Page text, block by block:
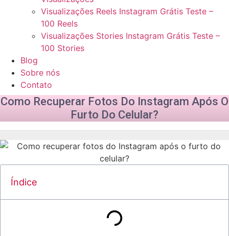
Visualizações Reels Instagram Grátis Teste –
100 Reels
Visualizações Stories Instagram Grátis Teste –
100 Stories
Blog
Sobre nós
Contato
Como Recuperar Fotos Do Instagram Após O
Furto Do Celular?
Índice